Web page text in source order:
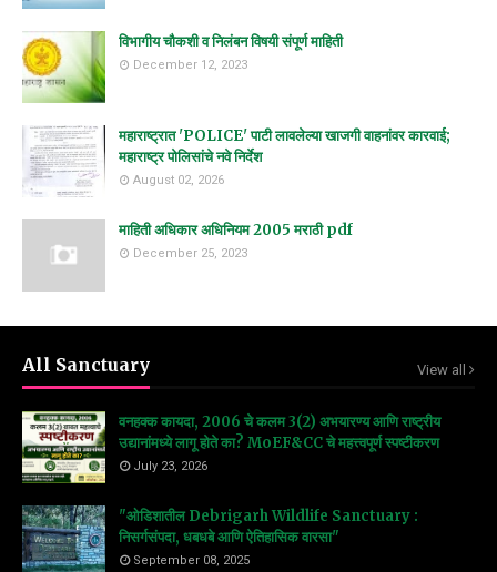
विभागीय चौकशी व निलंबन विषयी संपूर्ण माहिती
December 12, 2023
महाराष्ट्रात 'POLICE' पाटी लावलेल्या खाजगी वाहनांवर कारवाई;
महाराष्ट्र पोलिसांचे नवे निर्देश
August 02, 2026
माहिती अधिकार अधिनियम 2005 मराठी pdf
December 25, 2023
All Sanctuary View all
वनहक्क कायदा, 2006 चे कलम 3(2) अभयारण्य आणि राष्ट्रीय
उद्यानांमध्ये लागू होते का? MoEF&CC चे महत्त्वपूर्ण स्पष्टीकरण
July 23, 2026
"ओडिशातील Debrigarh Wildlife Sanctuary :
निसर्गसंपदा, धबधबे आणि ऐतिहासिक वारसा"
September 08, 2025